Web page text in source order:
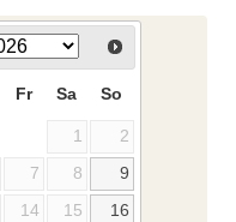
Fr Sa So
1
2
7 8
9
14 15
16